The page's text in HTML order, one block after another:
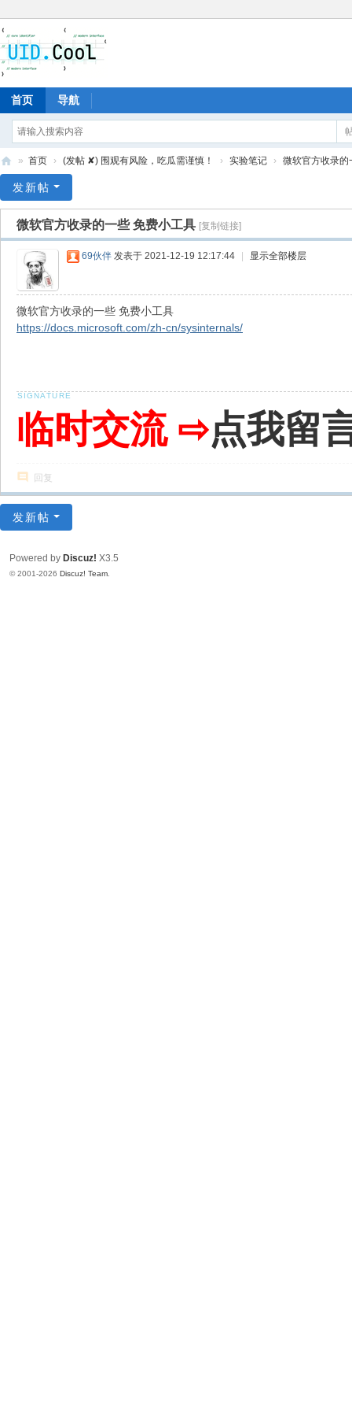
首页 导航
爱
» 首页 › (发帖 ✘) 围观有风险，吃瓜需谨慎！ › 实验笔记 › 微软官方收录的
发新帖
微软官方收录的一些 免费小工具 [复制链接]
69伙伴 发表于 2021-12-19 12:17:44 显示全部楼层
微软官方收录的一些 免费小工具
https://docs.microsoft.com/zh-cn/sysinternals/
临时交流 ⇨点我留
回复
发新帖
Powered by Discuz! X3.5
© 2001-2026 Discuz! Team